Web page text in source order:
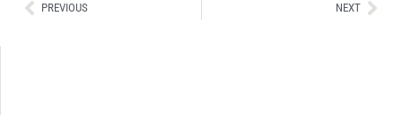
AntPREVIOUS NEXT